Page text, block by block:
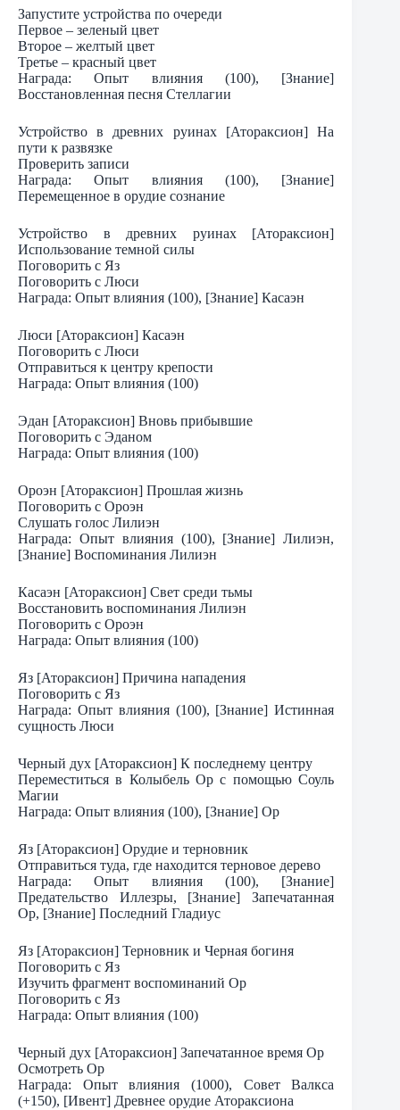
Запустите устройства по очереди
Первое – зеленый цвет
Второе – желтый цвет
Третье – красный цвет
Награда: Опыт влияния (100), [Знание]
Восстановленная песня Стеллагии
Устройство в древних руинах [Атораксион] На
пути к развязке
Проверить записи
Награда: Опыт влияния (100), [Знание]
Перемещенное в орудие сознание
Устройство в древних руинах [Атораксион]
Использование темной силы
Поговорить с Яз
Поговорить с Люси
Награда: Опыт влияния (100), [Знание] Касаэн
Люси [Атораксион] Касаэн
Поговорить с Люси
Отправиться к центру крепости
Награда: Опыт влияния (100)
Эдан [Атораксион] Вновь прибывшие
Поговорить с Эданом
Награда: Опыт влияния (100)
Ороэн [Атораксион] Прошлая жизнь
Поговорить с Ороэн
Слушать голос Лилиэн
Награда: Опыт влияния (100), [Знание] Лилиэн,
[Знание] Воспоминания Лилиэн
Касаэн [Атораксион] Свет среди тьмы
Восстановить воспоминания Лилиэн
Поговорить с Ороэн
Награда: Опыт влияния (100)
Яз [Атораксион] Причина нападения
Поговорить с Яз
Награда: Опыт влияния (100), [Знание] Истинная
сущность Люси
Черный дух [Атораксион] К последнему центру
Переместиться в Колыбель Ор с помощью Соуль
Магии
Награда: Опыт влияния (100), [Знание] Ор
Яз [Атораксион] Орудие и терновник
Отправиться туда, где находится терновое дерево
Награда: Опыт влияния (100), [Знание]
Предательство Иллезры, [Знание] Запечатанная
Ор, [Знание] Последний Гладиус
Яз [Атораксион] Терновник и Черная богиня
Поговорить с Яз
Изучить фрагмент воспоминаний Ор
Поговорить с Яз
Награда: Опыт влияния (100)
Черный дух [Атораксион] Запечатанное время Ор
Осмотреть Ор
Награда: Опыт влияния (1000), Совет Валкса
(+150), [Ивент] Древнее орудие Атораксиона